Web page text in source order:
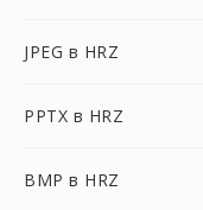
JPEG в HRZ
PPTX в HRZ
BMP в HRZ